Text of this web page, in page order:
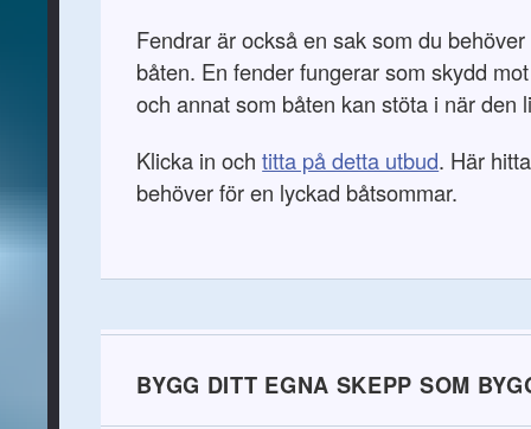
Fendrar är också en sak som du
båten. En fender fungerar som skydd
och annat som båten kan stöta i när den
Klicka in ochtitta på detta utbud. Här
behöver för en lyckad båtsommar.
BYGG DITT EGNA SKEPP SOM